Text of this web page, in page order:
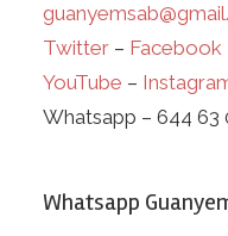
Twitter – Facebook
YouTube –
Whatsapp – 644 63
Whatsapp